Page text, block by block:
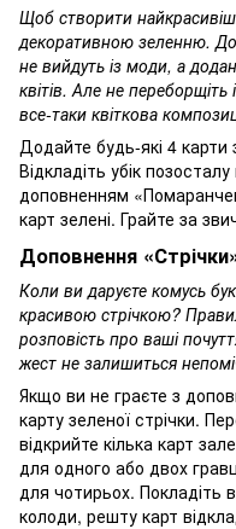
Щоб створити
декоративною зеленню.
не вийдуть із моди, а
квітів. Але не
все-таки квіткова
Додайте будь-які 4 карти
Відкладіть убік
доповненням
карт зелені. Грайте за
Доповнення
Коли ви даруєте комусь
красивою стрічкою?
розповість про ваші
жест не залишиться
Якщо ви не граєте з
карту зеленої стрічки.
відкрийте кілька карт
для одного або двох
для чотирьох. Покладіть
колоди, решту карт